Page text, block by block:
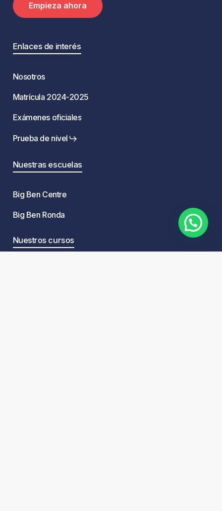
Empieza ahora
Enlaces de interés
Nosotros
Matrícula 2024-2025
Exámenes oficiales
Prueba de nivel
Nuestras escuelas
Big Ben Centre
Big Ben Ronda
Nuestros cursos